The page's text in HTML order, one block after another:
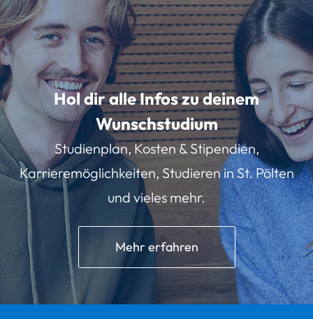
Hol dir alle Infos zu deinem
Wunschstudium
Studienplan, Kosten & Stipendien,
Karrieremöglichkeiten, Studieren in St. Pölten
und vieles mehr.
Mehr erfahren